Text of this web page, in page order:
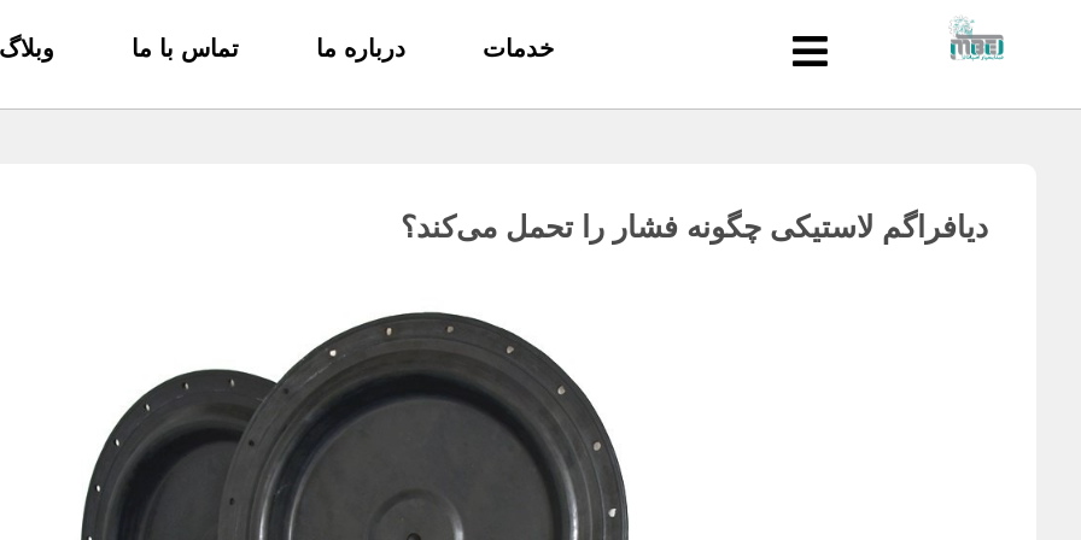
خدمات درباره ما تماس با ما
دیافراگم لاستیکی چگونه فشار را تحمل می‌کند؟